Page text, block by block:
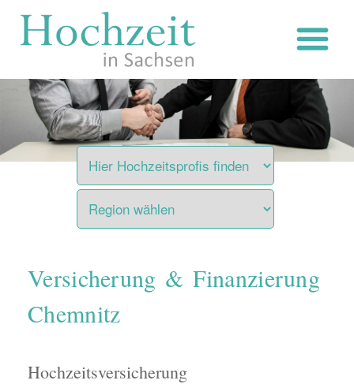
Inhalt
Versicherung & Finanzierung
Chemnitz
Hochzeitsversicherung